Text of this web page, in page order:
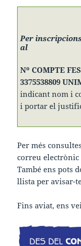
Per
al
Nº COMPTE
3375538809
indicant nom i
i portar el
Per més
correu electrònic
També ens pots
llista per avisar-
Fins aviat, ens